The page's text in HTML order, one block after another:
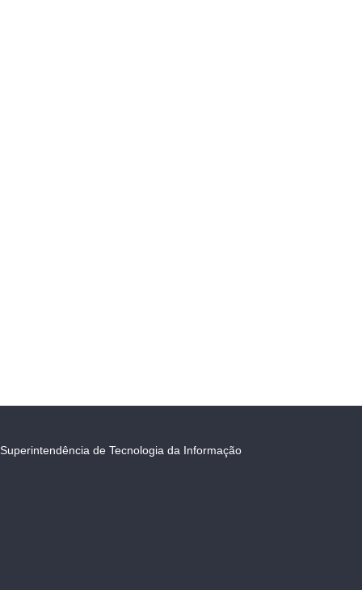
Superintendência de Tecnologia da Informação